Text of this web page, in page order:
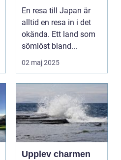
kultur och natur
En resa till Japan är
alltid en resa in i det
okända. Ett land som
sömlöst bland...
02 maj 2025
Upplev charmen